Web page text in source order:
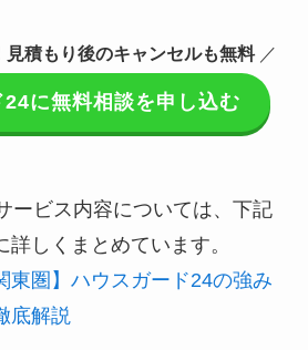
見積もり後のキャンセルも無料／
に無料相談を申し込む
ービス内容については、下記
しくまとめています。
東圏】ハウスガード24の強み
底解説